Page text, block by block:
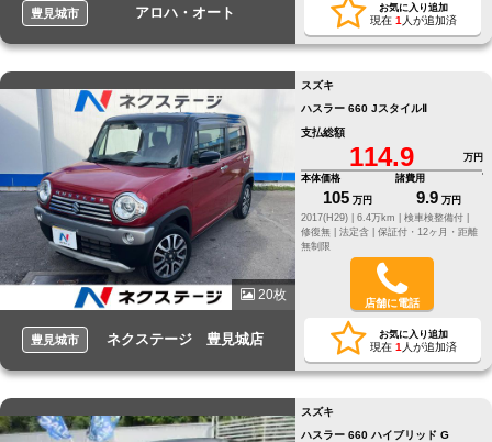
豊見城市 アロハ・オート お気に入り追加
現在 1 人が追加済
20枚
豊見城市 ネクステージ 豊見城店
スズキ
ハスラー 660 JスタイルⅡ
支払総額
114.9
万円
本体価格
105 万円
諸費用
9.9 万円
2017(H29) |
6.4万km |
検車検整備付 |
修復無 | 法定含 | 保証付・12ヶ月・距離
無制限
店舗に電話
お気に入り追加
現在 1 人が追加済
スズキ
ハスラー 660 ハイブリッド G